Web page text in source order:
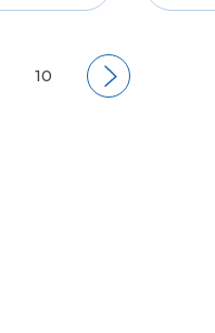
10